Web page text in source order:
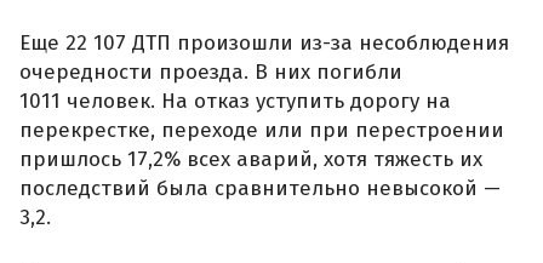
Еще 22 107 ДТП произошли из-за несоблюдения
очередности проезда. В них погибли
1011 человек. На отказ уступить дорогу на
перекрестке, переходе или при перестроении
пришлось 17,2% всех аварий, хотя тяжесть их
последствий была сравнительно невысокой —
3,2.